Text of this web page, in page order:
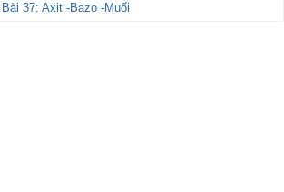
Bài 37: Axit -Bazo -Muối